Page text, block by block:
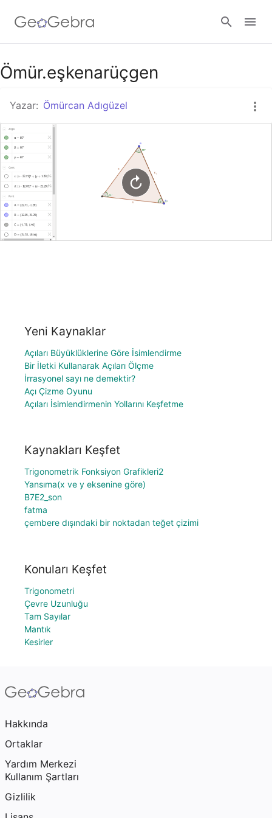
Google Classroom
GeoGebra Ders
Giriş yap
Ömür.eşkenarüçgen
Yazar: Ömürcan Adıgüzel
Yeni Kaynaklar
Açıları Büyüklüklerine Göre İsimlendirme
Bir İletki Kullanarak Açıları Ölçme
İrrasyonel sayı ne demektir?
Açı Çizme Oyunu
Açıları İsimlendirmenin Yollarını Keşfetme
Kaynakları Keşfet
Trigonometrik Fonksiyon Grafikleri2
Yansıma(x ve y eksenine göre)
B7E2_son
fatma
çembere dışındaki bir noktadan teğet çizimi
Konuları Keşfet
Trigonometri
Çevre Uzunluğu
Tam Sayılar
Mantık
Kesirler
Hakkında
Ortaklar
Yardım Merkezi
Kullanım Şartları
Gizlilik